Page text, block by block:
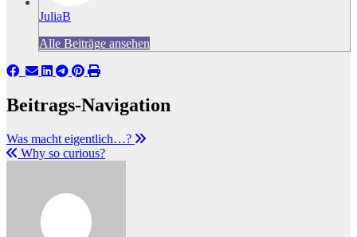
JuliaB
Alle Beiträge ansehen
Beitrags-Navigation
Was macht eigentlich…?
Why so curious?